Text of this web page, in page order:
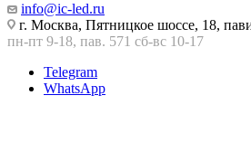
info@ic-led.ru
г. Москва, Пятницкое шоссе, 18,
пн-пт 9-18, пав. 571 сб-вс 10-17
Telegram
WhatsApp